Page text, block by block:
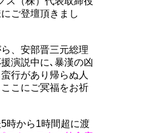
ご登壇頂きまし
、安部晋三元総理
演説中に､暴漢の凶
行があり帰らぬ人
こにご冥福をお祈
時から1時間超に渡